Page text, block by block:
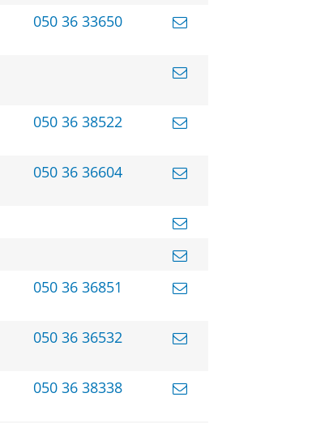
050 36 33650
050 36 38522
050 36 36604
050 36 36851
050 36 36532
050 36 38338